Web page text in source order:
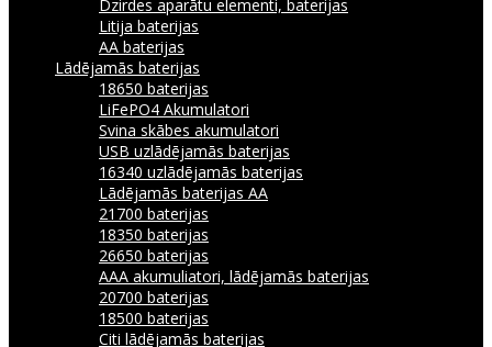
Dzirdes aparātu elementi, baterijas
Litija baterijas
AA baterijas
Lādējamās baterijas
18650 baterijas
LiFePO4 Akumulatori
Svina skābes akumulatori
USB uzlādējamās baterijas
16340 uzlādējamās baterijas
Lādējamās baterijas AA
21700 baterijas
18350 baterijas
26650 baterijas
AAA akumuliatori, lādējamās baterijas
20700 baterijas
18500 baterijas
Citi lādējamās baterijas